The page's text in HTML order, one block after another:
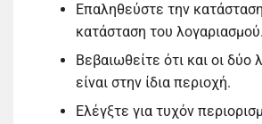
Επαληθεύστε την
κατάσταση του λογαριασμού.
Βεβαιωθείτε ότι και οι δύο
είναι στην ίδια περιοχή.
Ελέγξτε για τυχόν